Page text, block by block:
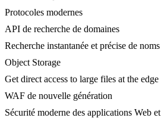
Protocoles modernes
API de recherche de domaines
Recherche instantanée et précise de
Object Storage
Get direct access to large files at the
WAF de nouvelle génération
Sécurité moderne des applications Web